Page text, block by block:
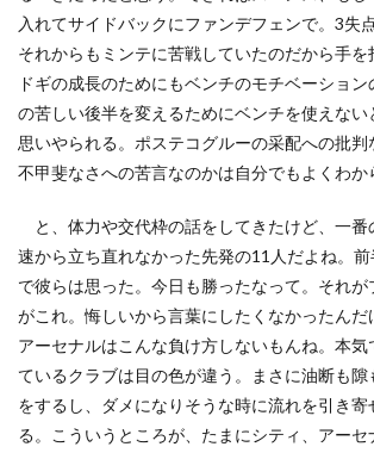
入れてサイドバックにファンデフェンで。3失
それからもミンテに苦戦していたのだから手を
ドギの成長のためにもベンチのモチベーショ
の苦しい後半を変えるためにベンチを使えな
思いやられる。ポステコグルーの采配への批
不甲斐なさへの苦言なのかは自分でもよくわか
と、体力や交代枠の話をしてきたけど、一番
速から立ち直れなかった先発の11人だよね。
で彼らは思った。今日も勝ったなって。それ
がこれ。悔しいから言葉にしたくなかったん
アーセナルはこんな負け方しないもんね。本気
ているクラブは目の色が違う。まさに油断も隙
をするし、ダメになりそうな時に流れを引き
る。こういうところが、たまにシティ、アーセ